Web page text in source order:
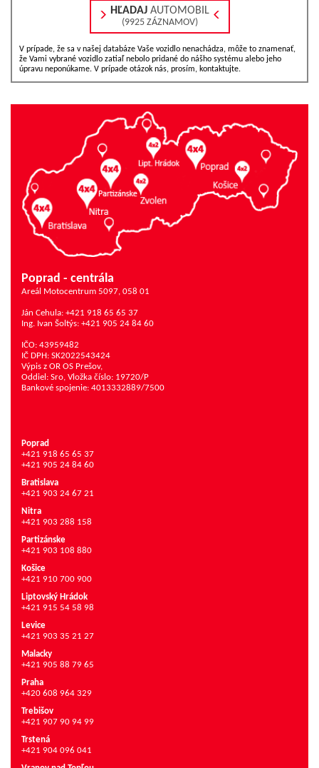
HĽADAJAUTOMOBIL
(9925 ZÁZNAMOV)
V prípade, že sa v našej databáze Vaše vozidlo nenachádza, môže to znamenať,
že Vami vybrané vozidlo zatiaľ nebolo pridané do nášho systému alebo jeho
úpravu neponúkame. V prípade otázok nás, prosím, kontaktujte.
Poprad - centrála
Areál Motocentrum 5097, 058 01
Ján Cehula: +421 918 65 65 37
Ing. Ivan Šoltýs: +421 905 24 84 60
IČO: 43959482
IČ DPH: SK2022543424
Výpis z OR OS Prešov,
Oddiel: Sro, Vložka číslo: 19720/P
Bankové spojenie: 4013332889/7500
Poprad
+421 918 65 65 37
+421 905 24 84 60
Bratislava
+421 903 24 67 21
Nitra
+421 903 288 158
Partizánske
+421 903 108 880
Košice
+421 910 700 900
Liptovský Hrádok
+421 915 54 58 98
Levice
+421 903 35 21 27
Malacky
+421 905 88 79 65
Praha
+420 608 964 329
Trebišov
+421 907 90 94 99
Trstená
+421 904 096 041